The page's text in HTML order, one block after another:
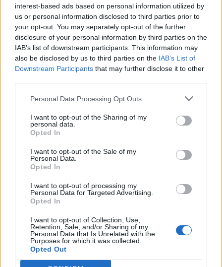
interest-based ads based on personal information utilized by
us or personal information disclosed to third parties prior to
your opt-out. You may separately opt-out of the further
disclosure of your personal information by third parties on the
IAB’s list of downstream participants. This information may
also be disclosed by us to third parties on the IAB’s List of
Downstream Participants that may further disclose it to other
Personal Data Processing Opt Outs
I want to opt-out of the Sharing of my
personal data.
Opted In
I want to opt-out of the Sale of my
Personal Data.
Opted In
I want to opt-out of processing my
Personal Data for Targeted Advertising.
Opted In
I want to opt-out of Collection, Use,
Retention, Sale, and/or Sharing of my
Personal Data that Is Unrelated with the
Purposes for which it was collected.
Opted Out
MEDIA
Παρουσιαστές με διπλό ρόλο στα κανάλια
(photos)
SHOWBIZ